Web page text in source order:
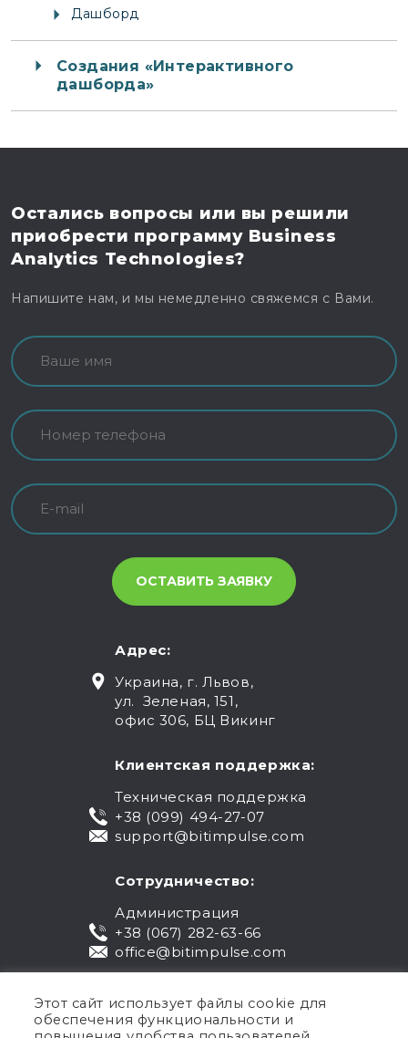
Дашборд
Создания «Интерактивного
дашборда»
Остались вопросы или вы решили
приобрести программу Business
Analytics Technologies?
Напишите нам, и мы немедленно свяжемся с Вами.
Адрес:
Украина, г. Львов,
ул. Зеленая, 151,
офис 306, БЦ Викинг
Клиентская поддержка:
Техническая поддержка
+38 (099) 494-27-07
support@bitimpulse.com
Сотрудничество:
Администрация
+38 (067) 282-63-66
office@bitimpulse.com
Этот сайт использует файлы cookie для
обеспечения функциональности и